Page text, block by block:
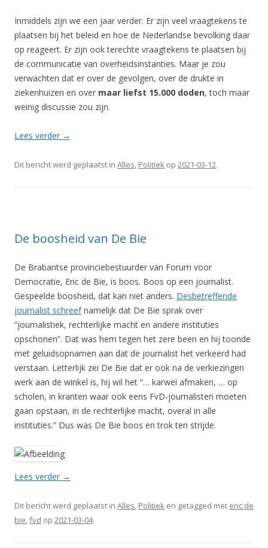
Inmiddels zijn we een jaar verder. Er zijn veel vraagtekens te
plaatsen bij het beleid en hoe de Nederlandse bevolking daar
op reageert. Er zijn ook terechte vraagtekens te plaatsen bij
de communicatie van overheidsinstanties. Maar je zou
verwachten dat er over de gevolgen, over de drukte in
ziekenhuizen en over maar liefst 15.000 doden, toch maar
weinig discussie zou zijn.
Lees verder →
Dit bericht werd geplaatst in Alles, Politiek op 2021-03-12.
De boosheid van De Bie
De Brabantse provinciebestuurder van Forum voor
Democratie, Eric de Bie, is boos. Boos op een journalist.
Gespeelde boosheid, dat kan niet anders. Desbetreffende
journalist schreefnamelijk dat De Bie sprak over
“journalistiek, rechterlijke macht en andere instituties
opschonen”. Dat was hem tegen het zere been en hij toonde
met geluidsopnamen aan dat de journalist het verkeerd had
verstaan. Letterlijk zei De Bie dat er ook na de verkiezingen
werk aan de winkel is, hij wil het “… karwei afmaken, … op
scholen, in kranten waar ook eens FvD-journalisten moeten
gaan opstaan, in de rechterlijke macht, overal in alle
instituties.” Dus was De Bie boos en trok ten strijde.
Lees verder →
Dit bericht werd geplaatst in Alles, Politiek en getagged met eric de
bie,fvd op 2021-03-04.